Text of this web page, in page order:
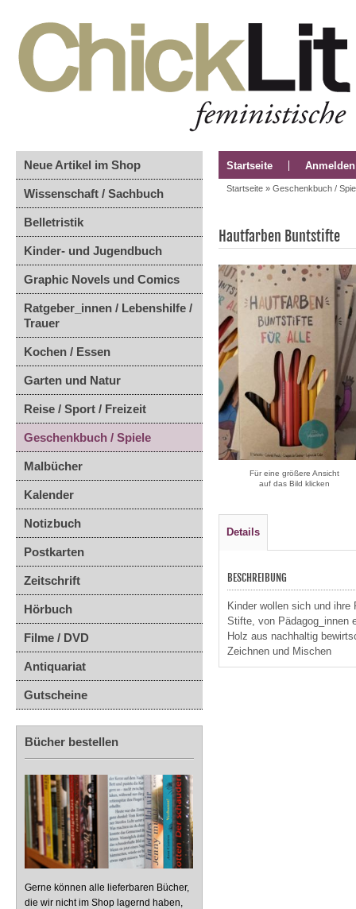
Neue Artikel im Shop
Wissenschaft / Sachbuch
Belletristik
Kinder- und Jugendbuch
Graphic Novels und Comics
Ratgeber_innen / Lebenshilfe /
Trauer
Kochen / Essen
Garten und Natur
Reise / Sport / Freizeit
Geschenkbuch / Spiele
Malbücher
Kalender
Notizbuch
Postkarten
Zeitschrift
Hörbuch
Filme / DVD
Antiquariat
Gutscheine
Bücher bestellen
Gerne können alle lieferbaren Bücher,
die wir nicht im Shop lagernd haben,
Startseite Anmelden
Startseite » Geschenkbuch /
Hautfarben Buntstifte
Für eine größere Ansicht
auf das Bild klicken
Details
BESCHREIBUNG
Kinder wollen sich und
Stifte, von Pädagog_innen
Holz aus nachhaltig
Zeichnen und Mischen